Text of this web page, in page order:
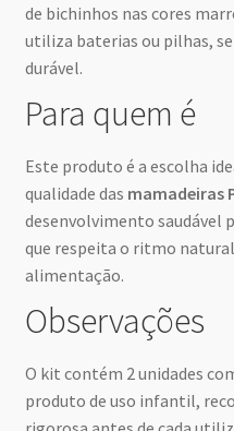
de bichinhos nas cores
utiliza baterias ou pilhas,
durável.
Para quem é
Este produto é a escolha
qualidade das mamadeiras
desenvolvimento saudável
que respeita o ritmo
alimentação.
Observações
O kit contém 2 unidades
produto de uso infantil,